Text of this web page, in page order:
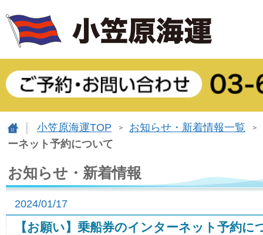
小笠原海運TOP
お知らせ・新着情報一覧
ーネット予約について
お知らせ・新着情報
2024/01/17
【お願い】乗船券のインターネット予約に